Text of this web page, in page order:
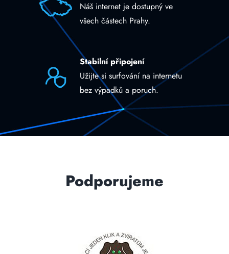
Náš internet je dostupný ve
všech částech Prahy.
Stabilní připojení
Užijte si surfování na internetu
bez výpadků a poruch.
Podporujeme